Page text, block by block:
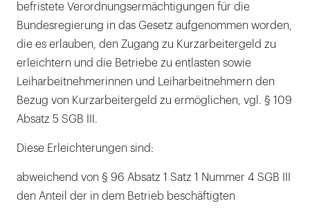
befristete Verordnungsermächtigungen für die
Bundesregierung in das Gesetz aufgenommen worden,
die es erlauben, den Zugang zu Kurzarbeitergeld zu
erleichtern und die Betriebe zu entlasten sowie
Leiharbeitnehmerinnen und Leiharbeitnehmern den
Bezug von Kurzarbeitergeld zu ermöglichen, vgl. § 109
Absatz 5 SGB III.
Diese Erleichterungen sind:
abweichend von § 96 Absatz 1 Satz 1 Nummer 4 SGB III
den Anteil der in dem Betrieb beschäftigten